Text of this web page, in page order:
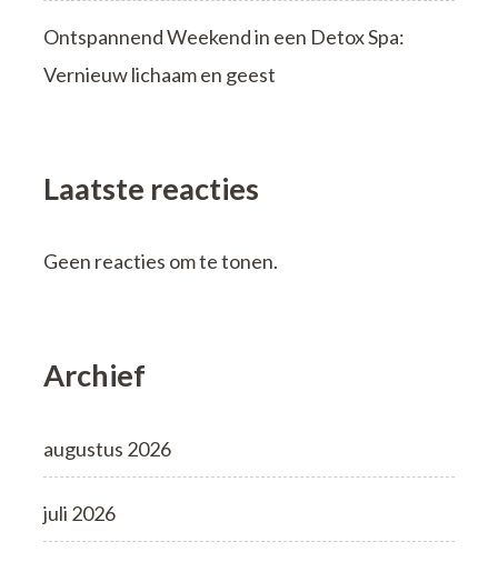
Ontspannend Weekend in een Detox Spa:
Vernieuw lichaam en geest
Laatste reacties
Geen reacties om te tonen.
Archief
augustus 2026
juli 2026